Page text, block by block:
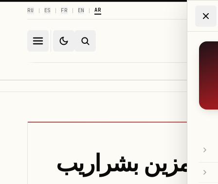
AR
|
EN
|
FR
|
ES
|
RU
مزين بشراريب